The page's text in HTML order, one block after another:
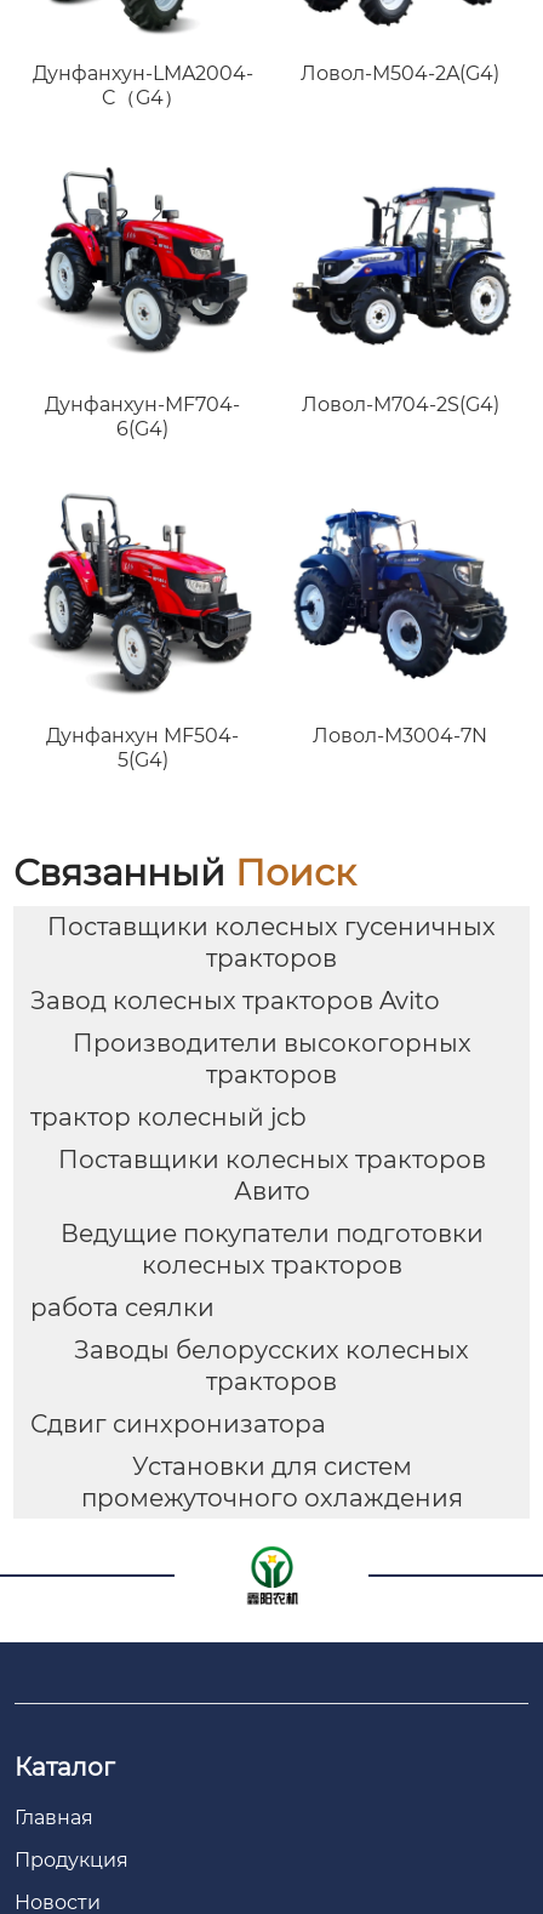
Дунфанхун-LMA2004-
C（G4）
Ловол-M504-2A(G4)
Дунфанхун-MF704-
6(G4)
Ловол-M704-2S(G4)
Дунфанхун MF504-
5(G4)
Ловол-M3004-7N
Связанный Поиск
Поставщики колесных гусеничных
тракторов
Завод колесных тракторов Avito
Производители высокогорных
тракторов
трактор колесный jcb
Поставщики колесных тракторов
Авито
Ведущие покупатели подготовки
колесных тракторов
работа сеялки
Заводы белорусских колесных
тракторов
Сдвиг синхронизатора
Установки для систем
промежуточного охлаждения
Каталог
Главная
Продукция
Новости